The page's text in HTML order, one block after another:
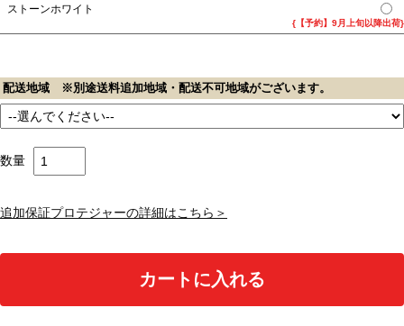
ストーンホワイト
{【予約】9月上旬以降出荷}
配送地域 ※別途送料追加地域・配送不可地域がございます。
数量
追加保証プロテジャーの詳細はこちら＞